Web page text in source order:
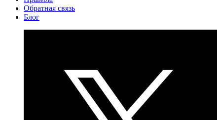
Обратная связь
Блог